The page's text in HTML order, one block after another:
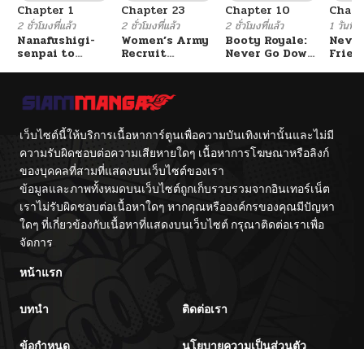
ตอนที่ 33 10/12/2025
ตอนที่ 32
ตอนที่ 31
ตอนที่ 30 10/12/2025
ตอนที่ 29 10/12/2025
ตอนที่ 28
Chapter 1
2 ชั่วโมงที่แล้ว
Nanafushigi-
senpai to
Chapter 23
2 ชั่วโมงที่แล้ว
Women’s Army
Recruit
Chapter 10
2 ชั่วโมงที่แล้ว
Booty Royale:
Never Go Down
1 วันที่แ
เว็บไซต์นี้ให้บริการเนื้อหาการ์ตูนเพื่อความบันเทิงเท่านั้นและไม่มี
ความรับผิดชอบต่อความเสียหายใดๆ เนื้อหาการโฆษณาหรือลิงก์
ของบุคคลที่สามที่แสดงบนเว็บไซต์ของเรา
ข้อมูลและภาพทั้งหมดบนเว็บไซต์ถูกเก็บรวบรวมจากอินเทอร์เน็ต
เราไม่รับผิดชอบต่อเนื้อหาใดๆ หากคุณหรือองค์กรของคุณมีปัญหา
ใดๆ ที่เกี่ยวข้องกับเนื้อหาที่แสดงบนเว็บไซต์ กรุณาติดต่อเราเพื่อ
จัดการ
หน้าแรก
บทนำ ติดต่อเรา
ข้อกำหนด นโยบายความเป็นส่วนตัว